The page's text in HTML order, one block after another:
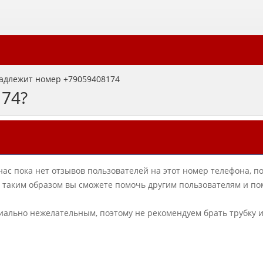
номер +79059408174
пока нет отзывов пользователей на этот номер телефона,
образом вы сможете помочь другим пользователям и
нежелательным, поэтому не рекомендуем брать трубку